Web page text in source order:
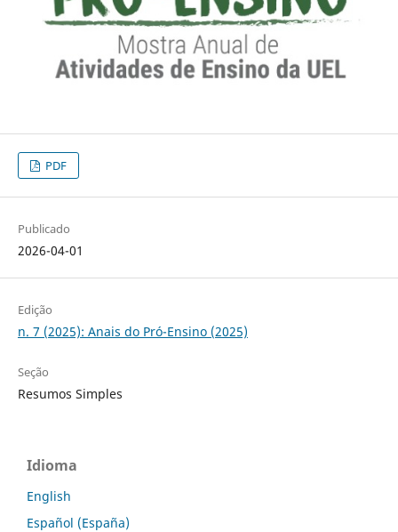
PDF
Publicado
2026-04-01
Edição
n. 7 (2025): Anais do Pró-Ensino (2025)
Seção
Resumos Simples
Idioma
English
Español (España)